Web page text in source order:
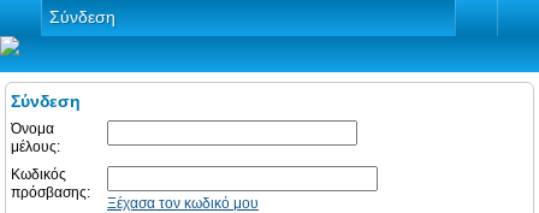
Σύνδεση
Σύνδεση
Όνομα
μέλους:
Κωδικός
πρόσβασης:
Ξέχασα τον κωδικό μου